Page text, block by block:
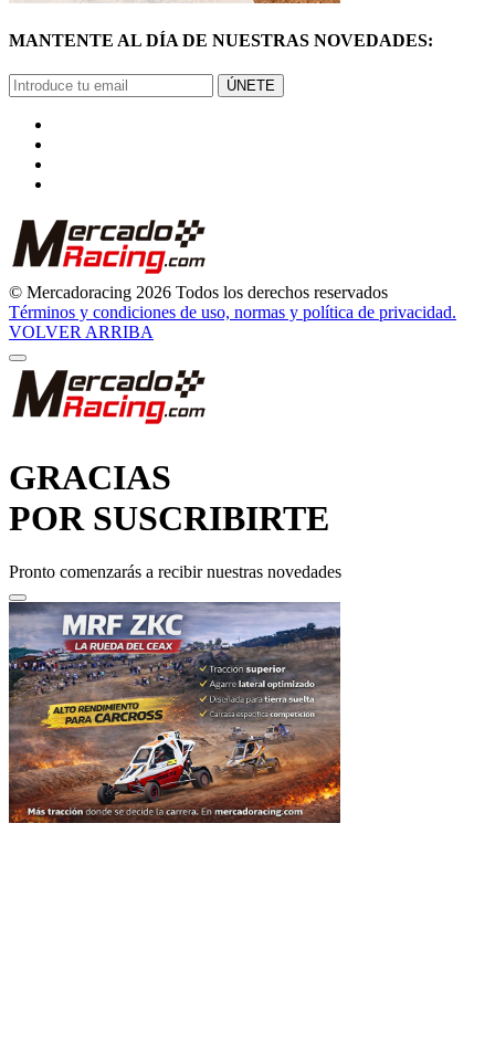
MANTENTE AL DÍA DE NUESTRAS NOVEDADES:
ÚNETE
© Mercadoracing 2026 Todos los derechos reservados
Términos y condiciones de uso, normas y política de privacidad.
VOLVER ARRIBA
GRACIAS
POR SUSCRIBIRTE
Pronto comenzarás a recibir nuestras novedades